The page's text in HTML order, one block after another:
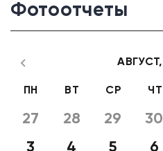
Фотоотчеты
АВГУСТ,
ПН ВТ СР ЧТ
27 28 29 30
3
4 5 6